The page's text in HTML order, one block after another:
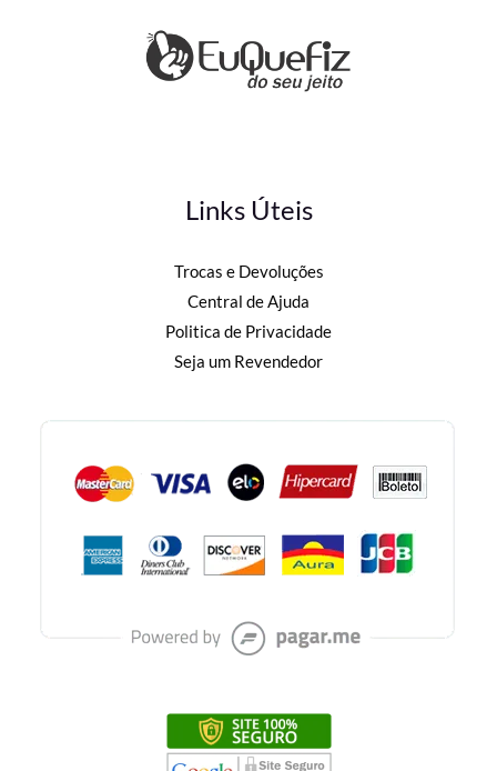
Links Úteis
Trocas e Devoluções
Central de Ajuda
Politica de Privacidade
Seja um Revendedor